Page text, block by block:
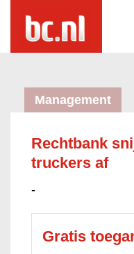
Management
Rechtbank
truckers af
-
Gratis